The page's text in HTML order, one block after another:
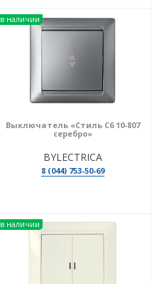
в наличии
Выключатель «Стиль С6 10-807
серебро»
BYLECTRICA
8 (044) 753-50-69
в наличии